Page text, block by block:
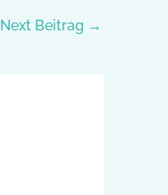
Next Beitrag →